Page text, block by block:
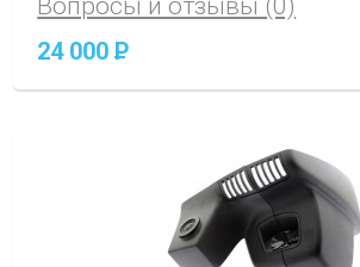
Вопросы и отзывы (0)
24 000P